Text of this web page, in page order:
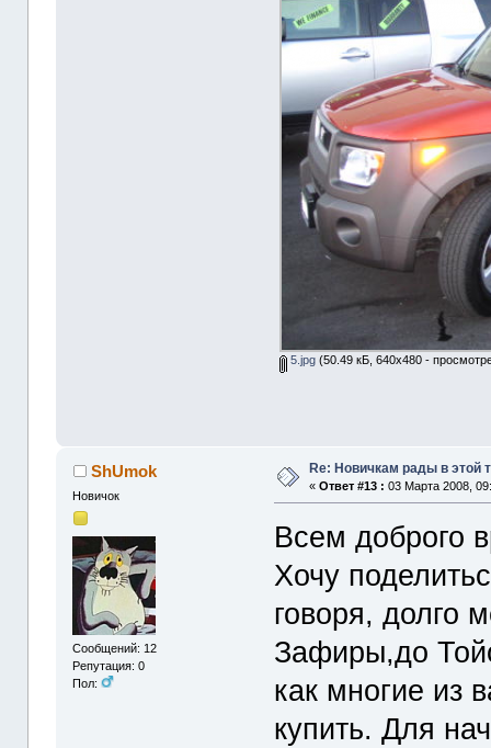
5.jpg (50.49 кБ, 640x480 -
ShUmok
Новичок
Сообщений: 12
Репутация: 0
Пол:
Re: Новичкам рады в этой
«Ответ #13 : 03 Марта 2008,
Всем доброго
Хочу
говоря, долго
Зафиры,до
как многие из
купить. Для